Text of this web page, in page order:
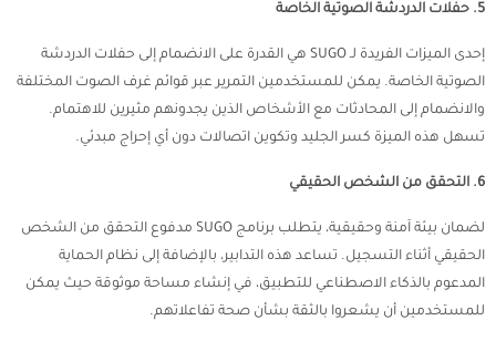
5. حفلات الدردشة الصوتية الخاصة
إحدى الميزات الفريدة لـ SUGO هي القدرة على الانضمام إلى حفلات الدردشة
الصوتية الخاصة. يمكن للمستخدمين التمرير عبر قوائم غرف الصوت المختلفة
والانضمام إلى المحادثات مع الأشخاص الذين يجدونهم مثيرين للاهتمام.
تسهل هذه الميزة كسر الجليد وتكوين اتصالات دون أي إحراج مبدئي.
6. التحقق من الشخص الحقيقي
لضمان بيئة آمنة وحقيقية، يتطلب برنامج SUGO مدفوع التحقق من الشخص
الحقيقي أثناء التسجيل. تساعد هذه التدابير، بالإضافة إلى نظام الحماية
المدعوم بالذكاء الاصطناعي للتطبيق، في إنشاء مساحة موثوقة حيث يمكن
للمستخدمين أن يشعروا بالثقة بشأن صحة تفاعلاتهم.